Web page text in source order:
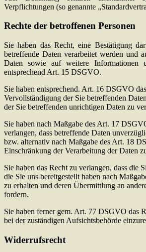
Verpflichtungen (so genannte
Rechte der betroffenen Personen
Sie haben das Recht, eine Bestätigung
betreffende Daten verarbeitet werden und
Daten sowie auf weitere Informationen
entsprechend Art. 15 DSGVO.
Sie haben entsprechend. Art. 16 DSGVO
Vervollständigung der Sie betreffenden
der Sie betreffenden unrichtigen Daten zu
Sie haben nach Maßgabe des Art. 17
verlangen, dass betreffende Daten
bzw. alternativ nach Maßgabe des Art. 18
Einschränkung der Verarbeitung der Daten
Sie haben das Recht zu verlangen, dass die
die Sie uns bereitgestellt haben nach
zu erhalten und deren Übermittlung an
fordern.
Sie haben ferner gem. Art. 77 DSGVO das
bei der zuständigen Aufsichtsbehörde
Widerrufsrecht